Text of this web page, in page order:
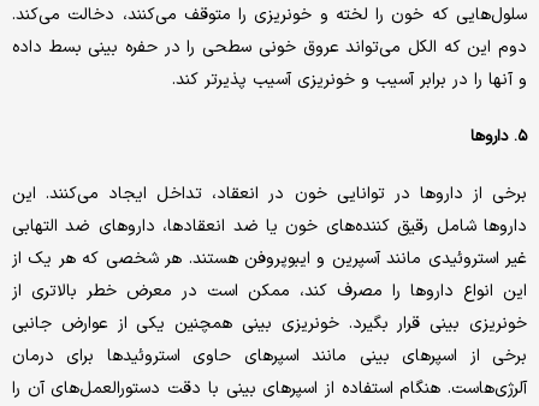
سلول‌هایی که خون را لخته و خونریزی را متوقف می‌کنند، دخالت می‌کند.
دوم این که الکل می‌تواند عروق خونی سطحی را در حفره بینی بسط داده
و آنها را در برابر آسیب و خونریزی آسیب پذیرتر کند.
۵. داروها
برخی از داروها در توانایی خون در انعقاد، تداخل ایجاد می‌کنند. این
داروها شامل رقیق کننده‌های خون یا ضد انعقادها، داروهای ضد التهابی
غیر استروئیدی مانند آسپرین و ایبوپروفن هستند. هر شخصی که هر یک از
این انواع داروها را مصرف کند، ممکن است در معرض خطر بالاتری از
خونریزی بینی قرار بگیرد. خونریزی بینی همچنین یکی از عوارض جانبی
برخی از اسپرهای بینی مانند اسپرهای حاوی استروئیدها برای درمان
آلرژی‌هاست. هنگام استفاده از اسپرهای بینی با دقت دستورالعمل‌های آن را